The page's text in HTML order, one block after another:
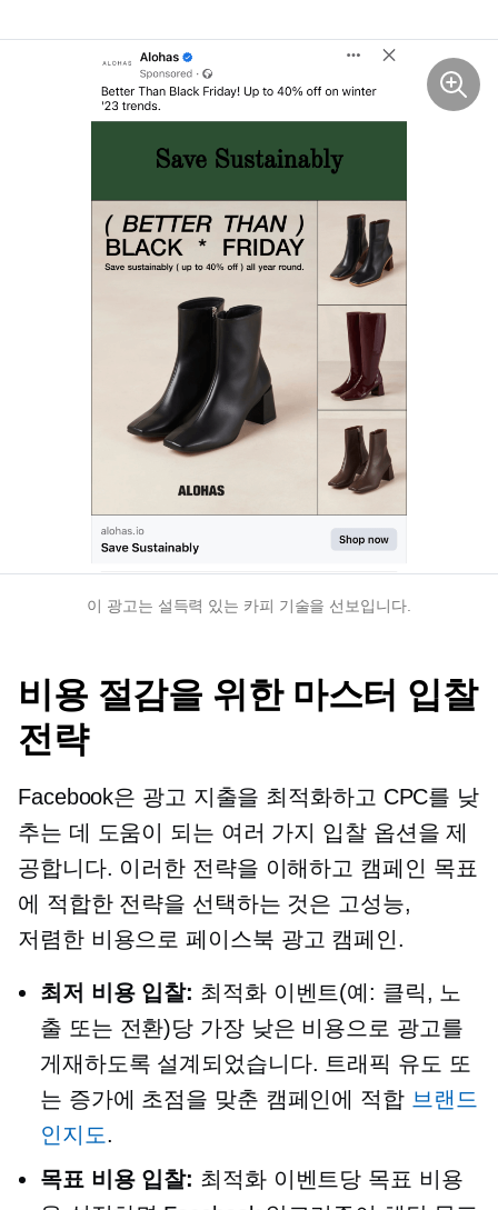
이 광고는 설득력 있는 카피 기술을 선보입니다.
비용 절감을 위한 마스터 입찰
전략
Facebook은 광고 지출을 최적화하고 CPC를 낮
추는 데 도움이 되는 여러 가지 입찰 옵션을 제
공합니다. 이러한 전략을 이해하고 캠페인 목표
에 적합한 전략을 선택하는 것은 고성능,
저렴한 비용으로 페이스북 광고 캠페인.
최저 비용 입찰: 최적화 이벤트(예: 클릭, 노
출 또는 전환)당 가장 낮은 비용으로 광고를
게재하도록 설계되었습니다. 트래픽 유도 또
는 증가에 초점을 맞춘 캠페인에 적합 브랜드
인지도.
목표 비용 입찰: 최적화 이벤트당 목표 비용